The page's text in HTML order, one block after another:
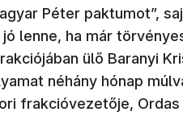
Péter paktumot”,
lenne, ha már
ülő Baranyi
néhány hónap
frakcióvezetője,